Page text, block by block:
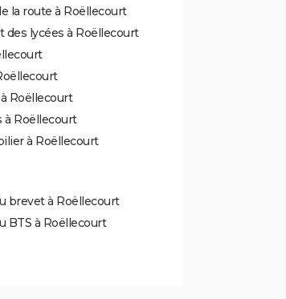
la route à Roëllecourt
des lycées à Roëllecourt
Roëllecourt
à Roëllecourt
à Roëllecourt
brevet à Roëllecourt
BTS à Roëllecourt